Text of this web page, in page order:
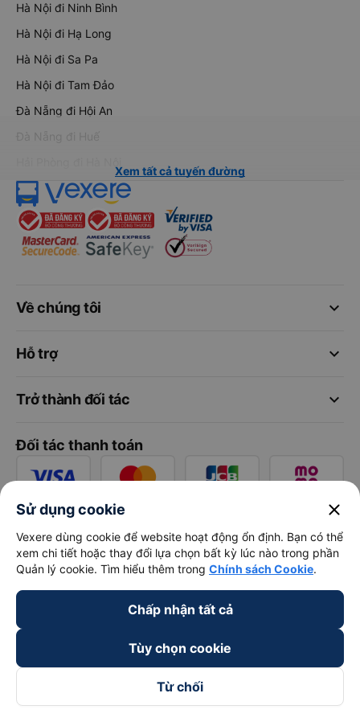
Hà Nội đi Ninh Bình
Hà Nội đi Hạ Long
Hà Nội đi Sa Pa
Hà Nội đi Tam Đảo
Đà Nẵng đi Hội An
Đà Nẵng đi Huế
Xem tất cả tuyến đường
keyboard_arrow_down
Về chúng tôi
keyboard_arrow_down
Hỗ trợ
keyboard_arrow_down
Trở thành đối tác
Đối tác thanh toán
Sử dụng cookie close
Vexere dùng cookie để website hoạt động ổn định. Bạn có thể
xem chi tiết hoặc thay đổi lựa chọn bất kỳ lúc nào trong phần
Quản lý cookie. Tìm hiểu thêm trong Chính sách Cookie.
Chấp nhận tất cả
Tùy chọn cookie
Từ chối